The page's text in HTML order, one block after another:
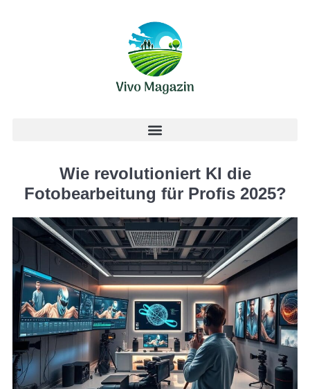
Wie revolutioniert KI die
Fotobearbeitung für Profis 2025?